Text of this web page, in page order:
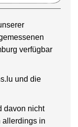
verfügbar
und die
davon nicht
allerdings in